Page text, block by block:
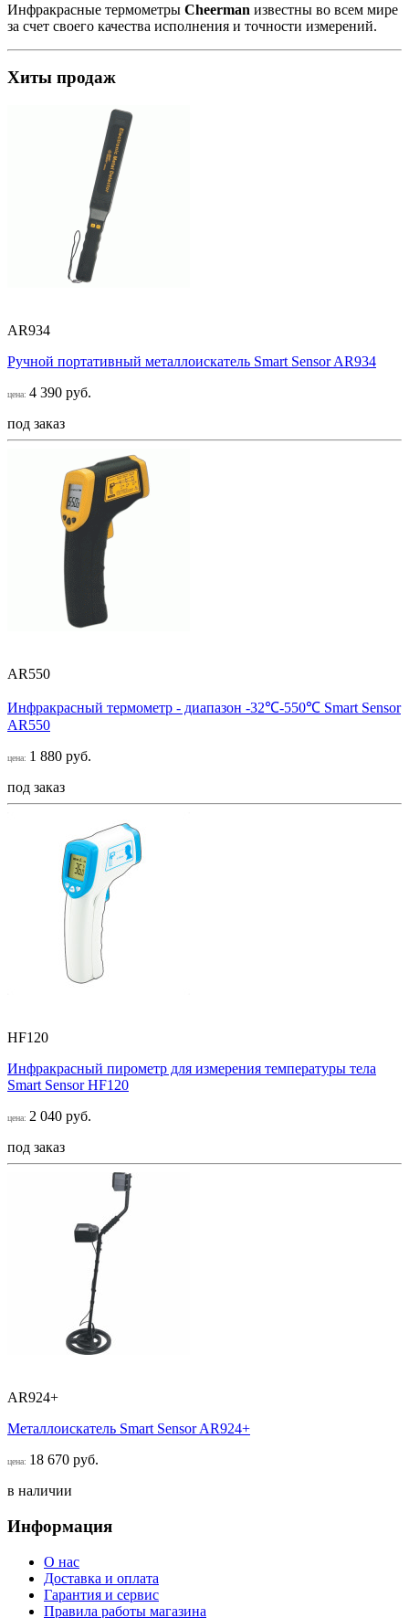
Инфракрасные термометры Cheerman известны во всем мире
за счет своего качества исполнения и точности измерений.
Хиты продаж
AR934
Ручной портативный металлоискатель Smart Sensor AR934
цена: 4 390 руб.
под заказ
AR550
Инфракрасный термометр - диапазон -32℃-550℃ Smart Sensor
AR550
цена: 1 880 руб.
под заказ
HF120
Инфракрасный пирометр для измерения температуры тела
Smart Sensor НF120
цена: 2 040 руб.
под заказ
AR924+
Металлоискатель Smart Sensor AR924+
цена: 18 670 руб.
в наличии
Информация
О нас
Доставка и оплата
Гарантия и сервис
Правила работы магазина